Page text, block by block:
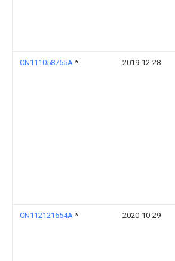
CN111058755A * 2019-12-28
CN112121654A * 2020-10-29